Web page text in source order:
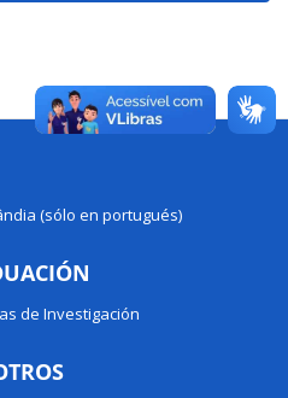
(sólo en portugués)
de Investigación